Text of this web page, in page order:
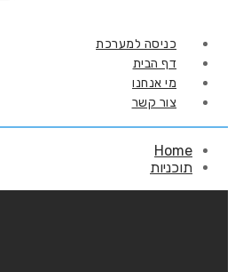
כניסה למערכת
דף הבית
מי אנחנו
צור קשר
Home
תוכניות